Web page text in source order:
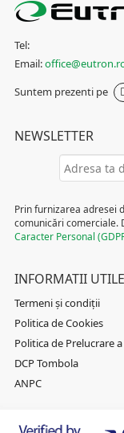
July 2026
Dan Țone, la TVR,
alimentară în
Cum poate
Email:office@eutron.ro
Suntem prezenti pe
NEWSLETTER
Prin furnizarea adresei